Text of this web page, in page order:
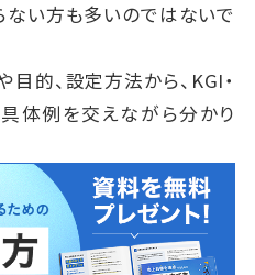
い方も多いのではないで
的、設定方法から、KGI・
具体例を交えながら分かり